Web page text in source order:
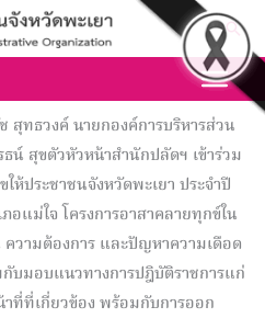
สุทธวงค์ นายกองค์การบริหารส่วน
น์ สุขตัวหัวหน้าสำนักปลัดฯ เข้าร่วม
ห้ประชาชนจังหวัดพะเยา ประจำปี
แม่ใจ โครงการอาสาคลายทุกข์ใน
วามต้องการ และปัญหาความเดือด
บมอบแนวทางการปฎิบัติราชการแก่
าที่ที่เกี่ยวข้อง พร้อมกับการออก